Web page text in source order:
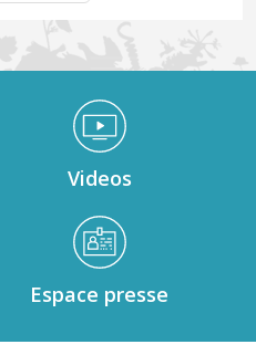
Videos
Espace presse